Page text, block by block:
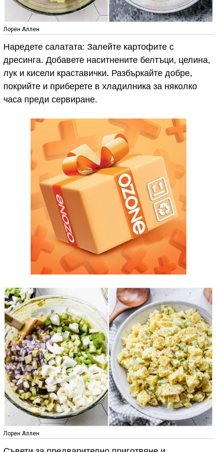
Лорен Аллен
Наредете салатата: Залейте картофите с
дресинга. Добавете наситнените белтъци, целина,
лук и кисели краставички. Разбъркайте добре,
покрийте и приберете в хладилника за няколко
часа преди сервиране.
Лорен Аллен